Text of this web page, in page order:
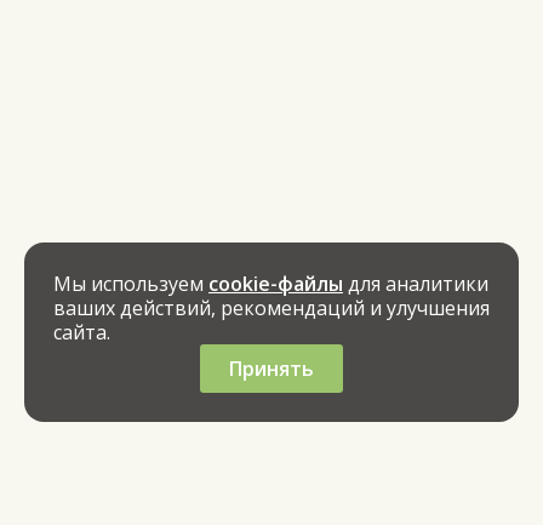
Мы используем cookie-файлы для аналитики
ваших действий, рекомендаций и улучшения
сайта.
Принять